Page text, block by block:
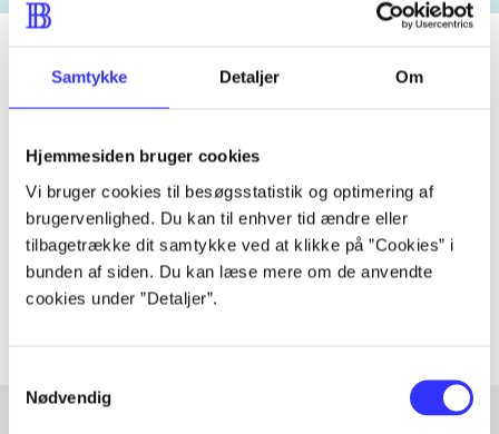
Samtykke Detaljer Om
Hjemmesiden bruger cookies
Vi bruger cookies til besøgsstatistik og optimering af
brugervenlighed. Du kan til enhver tid ændre eller
tilbagetrække dit samtykke ved at klikke på ”Cookies” i
bunden af siden. Du kan læse mere om de anvendte
cookies under ”Detaljer”.
Nødvendig
Artiklen er en del af
lorem ipsum dolor sit amet ...
Tidsskrift
Artiklerne i handler ofte om